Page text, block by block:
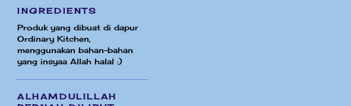
INGREDIENTS
Produk yang dibuat di dapur
Ordinary Kitchen,
menggunakan bahan-bahan
yang insyaa Allah halal :)
ALHAMDULILLAH